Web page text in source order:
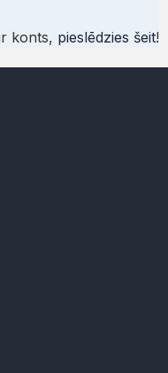
konts, pieslēdzies šeit!